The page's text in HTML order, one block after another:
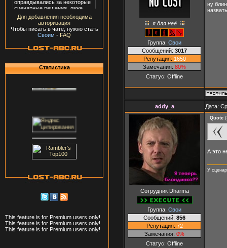
Для добавления необходима
авторизация
Чтобы писать в чате, нужно стать
Своим - FAQ
Статистика
This feature is for Premium users only!
This feature is for Premium users only!
This feature is for Premium users only!
я для неё
Группа: Свои
Сообщений: 3017
Репутация: 1650
Замечания: 80%
Статус: Offline
ну
addy_a Дата:
Сотрудник Dharma
Группа: Свои
Сообщений: 856
Репутация: 72
Замечания: 0%
Статус: Offline
Quote (
А это
У